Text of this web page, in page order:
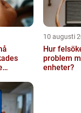
10 augusti
Hur
problem
enheter?